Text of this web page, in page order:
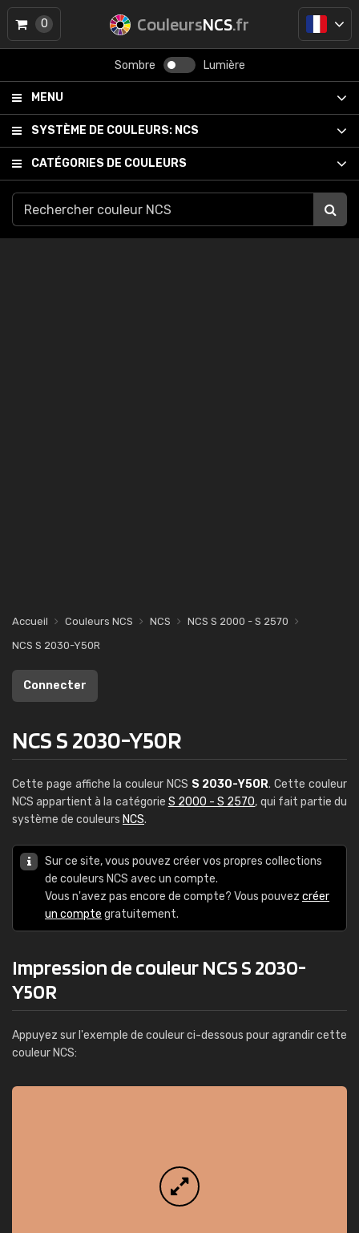
CouleursNCS.fr
Sombre Lumière
MENU
SYSTÈME DE COULEURS: NCS
CATÉGORIES DE COULEURS
0
Accueil Couleurs NCS NCS
NCS S 2000 - S 2570
NCS S 2030-Y50R
Connecter
NCS S 2030-Y50R
Cette page affiche la couleur NCS S 2030-Y50R. Cette couleur
NCS appartient à la catégorie S 2000 - S 2570, qui fait partie du
système de couleurs NCS.
Sur ce site, vous pouvez créer vos propres collections
de couleurs NCS avec un compte.
Vous n'avez pas encore de compte? Vous pouvez créer
un compte gratuitement.
Impression de couleur NCS S 2030-
Y50R
Appuyez sur l'exemple de couleur ci-dessous pour agrandir cette
couleur NCS: